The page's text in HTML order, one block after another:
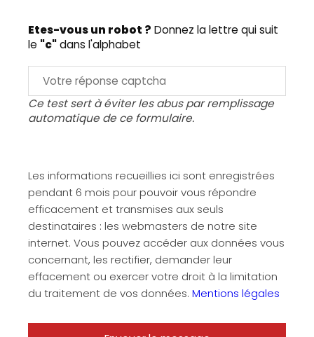
Etes-vous un robot ? Donnez la lettre qui suit
le "c"dans l'alphabet
Ce test sert à éviter les abus par remplissage
automatique de ce formulaire.
Les informations recueillies ici sont enregistrées
pendant 6 mois pour pouvoir vous répondre
efficacement et transmises aux seuls
destinataires : les webmasters de notre site
internet. Vous pouvez accéder aux données vous
concernant, les rectifier, demander leur
effacement ou exercer votre droit à la limitation
du traitement de vos données. Mentions légales